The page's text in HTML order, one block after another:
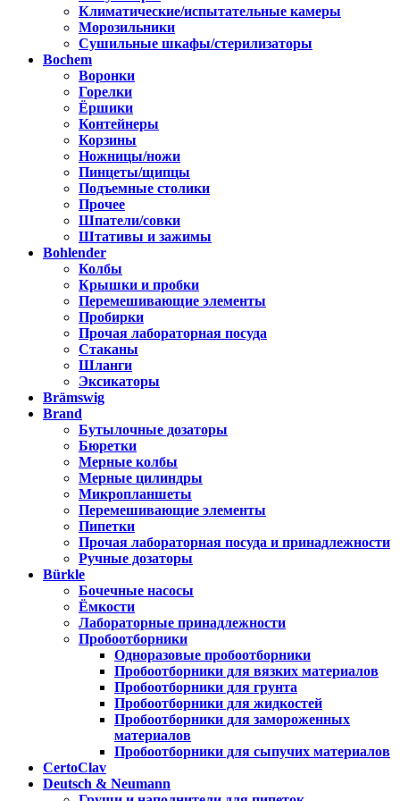
Климатические/испытательные камеры
Морозильники
Сушильные шкафы/стерилизаторы
Bochem
Воронки
Горелки
Ёршики
Контейнеры
Корзины
Ножницы/ножи
Пинцеты/щипцы
Подъемные столики
Прочее
Шпатели/совки
Штативы и зажимы
Bohlender
Колбы
Крышки и пробки
Перемешивающие элементы
Пробирки
Прочая лабораторная посуда
Стаканы
Шланги
Эксикаторы
Brämswig
Brand
Бутылочные дозаторы
Бюретки
Мерные колбы
Мерные цилиндры
Микропланшеты
Перемешивающие элементы
Пипетки
Прочая лабораторная посуда и принадлежности
Ручные дозаторы
Bürkle
Бочечные насосы
Ёмкости
Лабораторные принадлежности
Пробоотборники
Одноразовые пробоотборники
Пробоотборники для вязких материалов
Пробоотборники для грунта
Пробоотборники для жидкостей
Пробоотборники для замороженных
материалов
Пробоотборники для сыпучих материалов
CertoClav
Deutsch & Neumann